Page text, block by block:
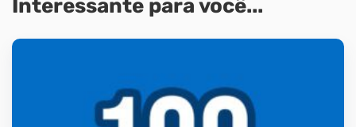
Interessante para você...